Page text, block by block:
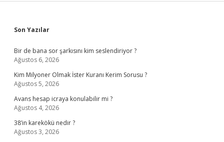
Sidebar
Son Yazılar
Bir de bana sor şarkısını kim seslendiriyor ?
Ağustos 6, 2026
Kim Milyoner Olmak İster Kuranı Kerim Sorusu ?
Ağustos 5, 2026
Avans hesap icraya konulabilir mi ?
Ağustos 4, 2026
38’in karekökü nedir ?
Ağustos 3, 2026